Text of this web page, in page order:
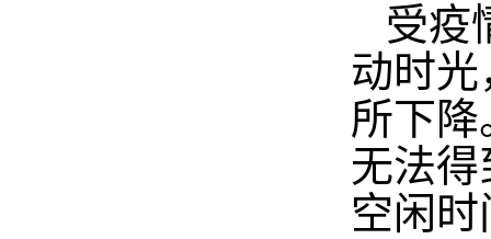
受疫
动时
所下
无法
空闲